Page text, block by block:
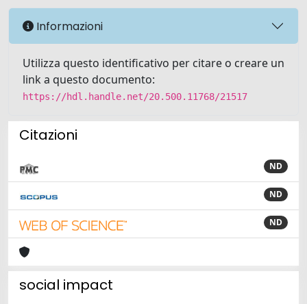
Informazioni
Utilizza questo identificativo per citare o creare un
link a questo documento:
https://hdl.handle.net/20.500.11768/21517
Citazioni
ND
ND
ND
social impact